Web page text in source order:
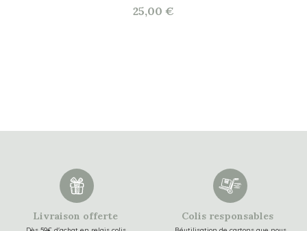
25,00 €
Livraison offerte Colis responsables